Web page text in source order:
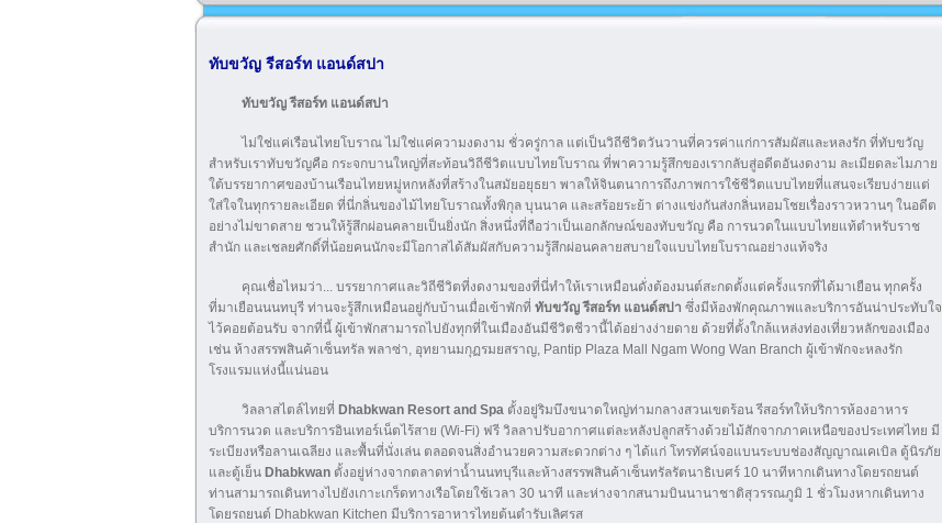
ทับขวัญ รีสอร์ท แอนด์สปา
ทับขวัญ รีสอร์ท แอนด์สปา
ไม่ใช่แค่เรือนไทยโบราณ ไม่ใช่แค่ความงดงาม ชั่วครู่กาล แต่เป็นวิถีชีวิตวันวานที่ควรค่าแก่การสัมผัสและหลงรัก ที่ทับขวัญ
สำหรับเราทับขวัญคือ กระจกบานใหญ่ที่สะท้อนวิถีชีวิตแบบไทยโบราณ ที่พาความรู้สึกของเรากลับสู่อดีตอันงดงาม ละเมียดละไมภาย
ใต้บรรยากาศของบ้านเรือนไทยหมู่หกหลังที่สร้างในสมัยอยุธยา พาลให้จินตนาการถึงภาพการใช้ชีวิตแบบไทยที่แสนจะเรียบง่ายแต่
ใส่ใจในทุกรายละเอียด ที่นี่กลิ่นของไม้ไทยโบราณทั้งพิกุล บุนนาค และสร้อยระย้า ต่างแข่งกันส่งกลิ่นหอมโชยเรื่องราวหวานๆ ในอดีต
อย่างไม่ขาดสาย ชวนให้รู้สึกผ่อนคลายเป็นยิ่งนัก สิ่งหนึ่งที่ถือว่าเป็นเอกลักษณ์ของทับขวัญ คือ การนวดในแบบไทยแท้ตำหรับราช
สำนัก และเชลยศักดิ์ที่น้อยคนนักจะมีโอกาสได้สัมผัสกับความรู้สึกผ่อนคลายสบายใจแบบไทยโบราณอย่างแท้จริง
คุณเชื่อไหมว่า... บรรยากาศและวิถีชีวิตที่งดงามของที่นี่ทำให้เราเหมือนดั่งต้องมนต์สะกดตั้งแต่ครั้งแรกที่ได้มาเยือน ทุกครั้ง
ที่มาเยือนนนทบุรี ท่านจะรู้สึกเหมือนอยู่กับบ้านเมื่อเข้าพักที่ ทับขวัญ รีสอร์ท แอนด์สปา ซึ่งมีห้องพักคุณภาพและบริการอันน่าประทับใจ
ไว้คอยต้อนรับ จากที่นี้ ผู้เข้าพักสามารถไปยังทุกที่ในเมืองอันมีชีวิตชีวานี้ได้อย่างง่ายดาย ด้วยที่ตั้งใกล้แหล่งท่องเที่ยวหลักของเมือง
เช่น ห้างสรรพสินค้าเซ็นทรัล พลาซ่า, อุทยานมกุฏรมยสราญ, Pantip Plaza Mall Ngam Wong Wan Branch ผู้เข้าพักจะหลงรัก
โรงแรมแห่งนี้แน่นอน
วิลลาสไตล์ไทยที่ Dhabkwan Resort and Spa ตั้งอยู่ริมบึงขนาดใหญ่ท่ามกลางสวนเขตร้อน รีสอร์ทให้บริการห้องอาหาร
บริการนวด และบริการอินเทอร์เน็ตไร้สาย (Wi-Fi) ฟรี วิลลาปรับอากาศแต่ละหลังปลูกสร้างด้วยไม้สักจากภาคเหนือของประเทศไทย มี
ระเบียงหรือลานเฉลียง และพื้นที่นั่งเล่น ตลอดจนสิ่งอำนวยความสะดวกต่าง ๆ ได้แก่ โทรทัศน์จอแบนระบบช่องสัญญาณเคเบิล ตู้นิรภัย
และตู้เย็น Dhabkwan ตั้งอยู่ห่างจากตลาดท่าน้ำนนทบุรีและห้างสรรพสินค้าเซ็นทรัลรัตนาธิเบศร์ 10 นาทีหากเดินทางโดยรถยนต์
ท่านสามารถเดินทางไปยังเกาะเกร็ดทางเรือโดยใช้เวลา 30 นาที และห่างจากสนามบินนานาชาติสุวรรณภูมิ 1 ชั่วโมงหากเดินทาง
โดยรถยนต์ Dhabkwan Kitchen มีบริการอาหารไทยต้นตำรับเลิศรส